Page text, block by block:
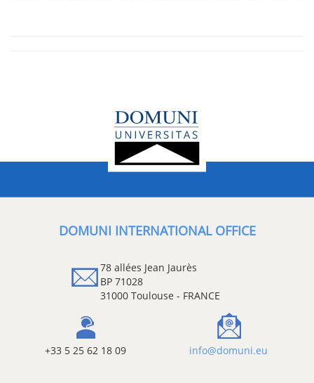
DOMUNI INTERNATIONAL OFFICE
78 allées Jean Jaurès
BP 71028
31000 Toulouse - FRANCE
+33 5 25 62 18 09 info@domuni.eu